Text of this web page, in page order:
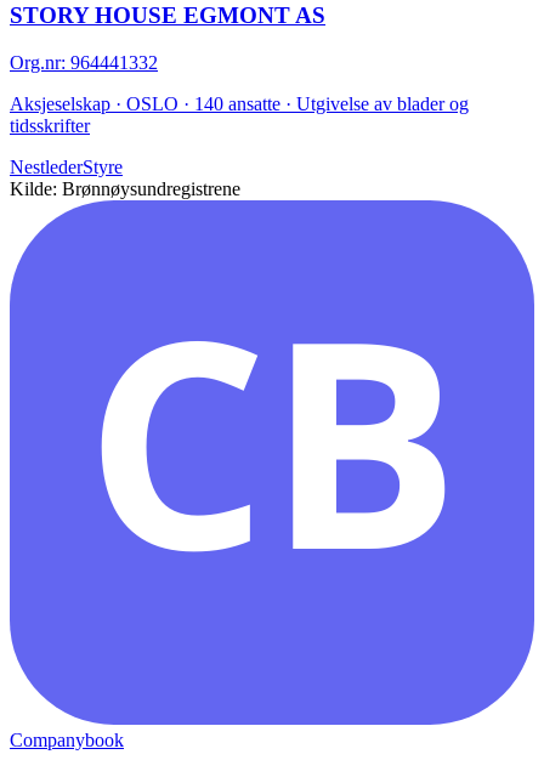
STORY HOUSE EGMONT AS
Org.nr: 964441332
Aksjeselskap · OSLO · 140 ansatte · Utgivelse av blader og
tidsskrifter
NestlederStyre
Kilde: Brønnøysundregistrene
CB
Companybook